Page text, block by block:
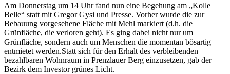
Am Donnerstag um 14 Uhr fand nun eine Begehung am „Kolle
Belle“ statt mit Gregor Gysi und Presse. Vorher wurde die zur
Bebauung vorgesehene Fläche mit Mehl markiert (d.h. die
Grünfläche, die verloren geht). Es ging dabei nicht nur um
Grünfläche, sondern auch um Menschen die momentan bösartig
entmietet werden.Statt sich für den Erhalt des verbleibenden
bezahlbaren Wohnraum in Prenzlauer Berg einzusetzen, gab der
Bezirk dem Investor grünes Licht.